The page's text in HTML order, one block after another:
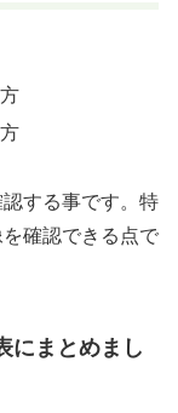
する事です。特
確認できる点で
にまとめまし